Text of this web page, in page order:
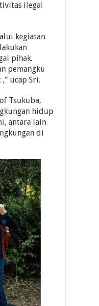
ilegal
kegiatan
pihak.
pemangku
ucap Sri.
Tsukuba,
hidup
antara lain
di